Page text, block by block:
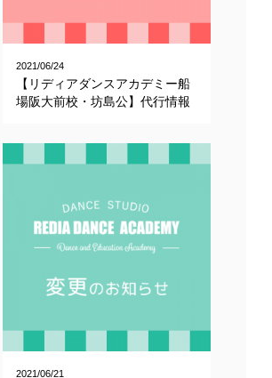
2021/06/24
【リディアダンスアカデミー船
場阪大前校・坊島公】代行情報
2021/06/21